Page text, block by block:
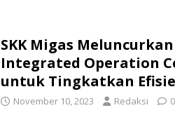
SKK Migas
Integrated Operation
untuk Tingkatkan
November 10, 2023 Redaksi 0